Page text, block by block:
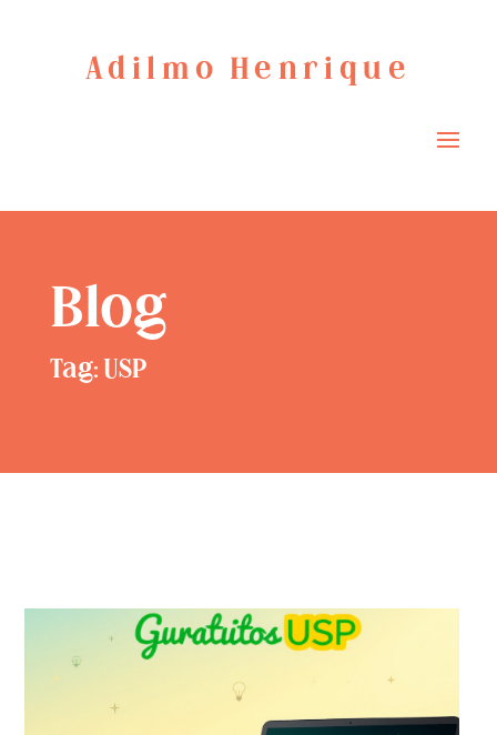
Adilmo Henrique
Blog
Tag: USP